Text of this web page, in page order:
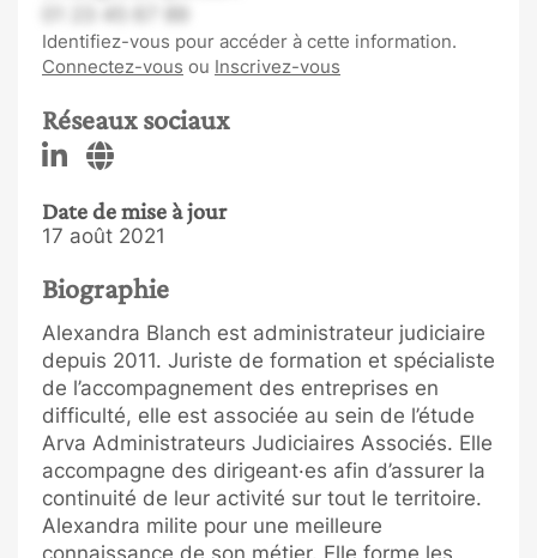
Identifiez-vous pour accéder à cette information.
Connectez-vous ou Inscrivez-vous
Réseaux sociaux
Date de mise à jour
17 août 2021
Biographie
Alexandra Blanch est administrateur judiciaire
depuis 2011. Juriste de formation et spécialiste
de l’accompagnement des entreprises en
difficulté, elle est associée au sein de l’étude
Arva Administrateurs Judiciaires Associés. Elle
accompagne des dirigeant·es afin d’assurer la
continuité de leur activité sur tout le territoire.
Alexandra milite pour une meilleure
connaissance de son métier. Elle forme les